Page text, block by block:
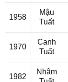
1958
Mậu
Tuất
1970
Canh
Tuất
1982
Nhâm